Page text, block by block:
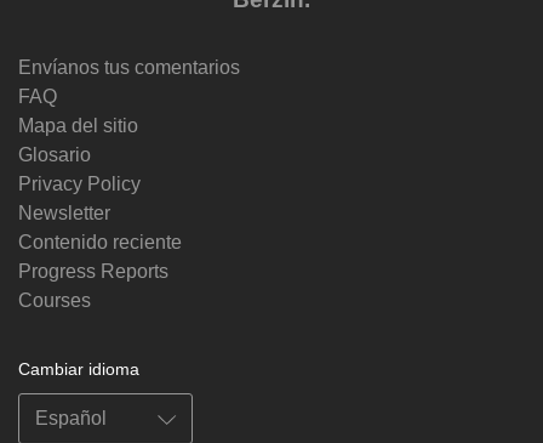
Envíanos tus comentarios
FAQ
Mapa del sitio
Glosario
Privacy Policy
Newsletter
Contenido reciente
Progress Reports
Courses
Cambiar idioma